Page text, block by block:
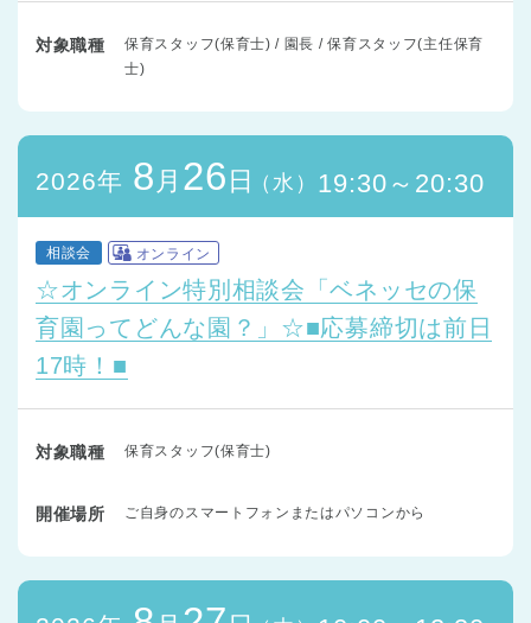
対象職種
保育スタッフ(保育士) / 園長 / 保育スタッフ(主任保育
士)
2026年 8 月 26 日 （水） 19:30～20:30
相談会 オンライン
☆オンライン特別相談会「ベネッセの保
育園ってどんな園？」☆■応募締切は前日
17時！■
対象職種 保育スタッフ(保育士)
開催場所 ご自身のスマートフォンまたはパソコンから